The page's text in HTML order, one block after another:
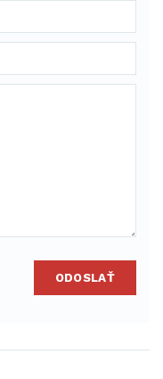
ODOSLAŤ